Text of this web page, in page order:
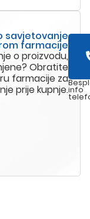
savjetovanje
farmacije
o proizvodu,
Obratite
farmacije za
prije kupnje.info